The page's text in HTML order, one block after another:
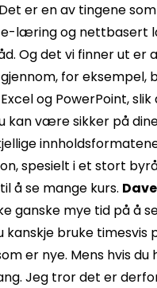
er en av tingene
e-læring og nettbasert
Og det vi finner ut er
for eksempel,
og PowerPoint, slik
kan være sikker på
spesielt i et stort
å se mange kurs.
ganske mye tid på å
bruke timesvis
er nye. Mens hvis du
Jeg tror det er